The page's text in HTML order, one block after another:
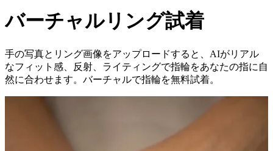
バーチャルリング試着
手の写真とリング画像をアップロードすると、AIがリアル
なフィット感、反射、ライティングで指輪をあなたの指に自
然に合わせます。バーチャルで指輪を無料試着。